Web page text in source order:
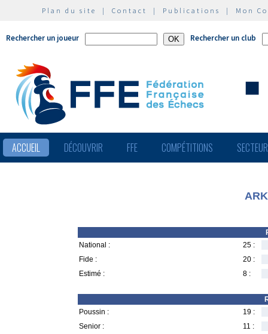
Plan du site | Contact | Publications | Mon
Rechercher un joueur Rechercher un club
ACCUEIL DÉCOUVRIR FFE COMPÉTITIONS
National :
25 :
Fide :
20 :
Estimé :
8 :
Poussin :
19 :
Senior :
11 :